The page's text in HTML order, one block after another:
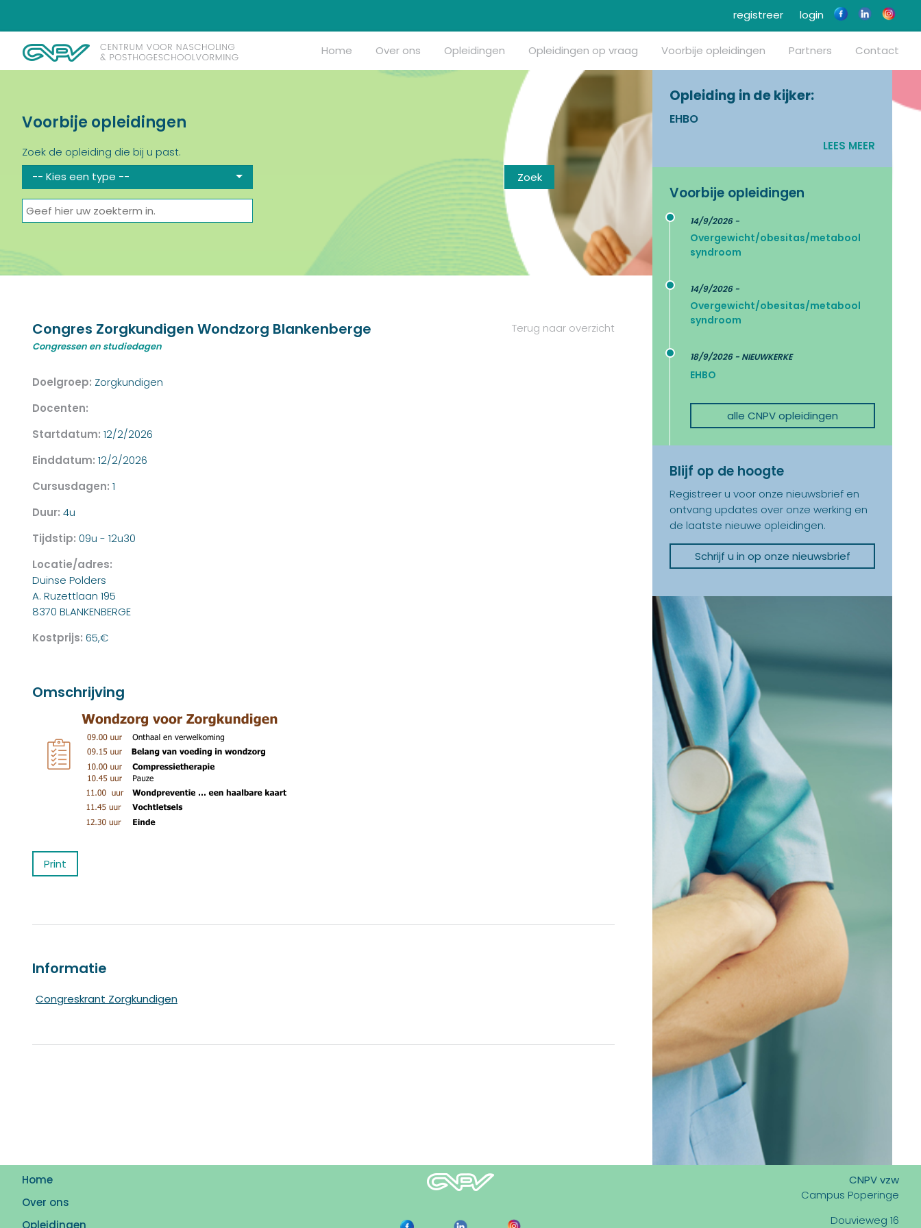
login
registreer
Home Over ons Opleidingen Opleidingen op vraag Voorbije opleidingen Partners Contact
Voorbije opleidingen
Zoek de opleiding die bij u past.
-- Kies een type --
Opleiding in de kijker:
EHBO
LEES MEER
Voorbije opleidingen
14/9/2026 -
Overgewicht/obesitas/metabool
syndroom
14/9/2026 -
Overgewicht/obesitas/metabool
syndroom
18/9/2026 - NIEUWKERKE
EHBO
alle CNPV opleidingen
Blijf op de hoogte
Registreer u voor onze nieuwsbrief en
ontvang updates over onze werking en
de laatste nieuwe opleidingen.
Schrijf u in op onze nieuwsbrief
Terug naar overzicht
Congres Zorgkundigen Wondzorg Blankenberge
Congressen en studiedagen
Doelgroep: Zorgkundigen
Docenten:
Startdatum: 12/2/2026
Einddatum: 12/2/2026
Cursusdagen: 1
Duur: 4u
Tijdstip: 09u - 12u30
Locatie/adres:
Duinse Polders
A. Ruzettlaan 195
8370 BLANKENBERGE
Kostprijs: 65,€
Omschrijving
Print
Informatie
Congreskrant Zorgkundigen
Home
Over ons
CNPV vzw
Campus Poperinge
Douvieweg 16